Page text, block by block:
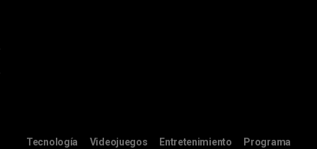
Tecnología Videojuegos Entretenimiento
Programa